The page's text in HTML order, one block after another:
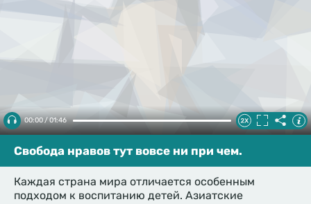
00:00 / 01:46
Свобода нравов тут вовсе ни при чем.
Каждая страна мира отличается особенным
подходом к воспитанию детей. Азиатские